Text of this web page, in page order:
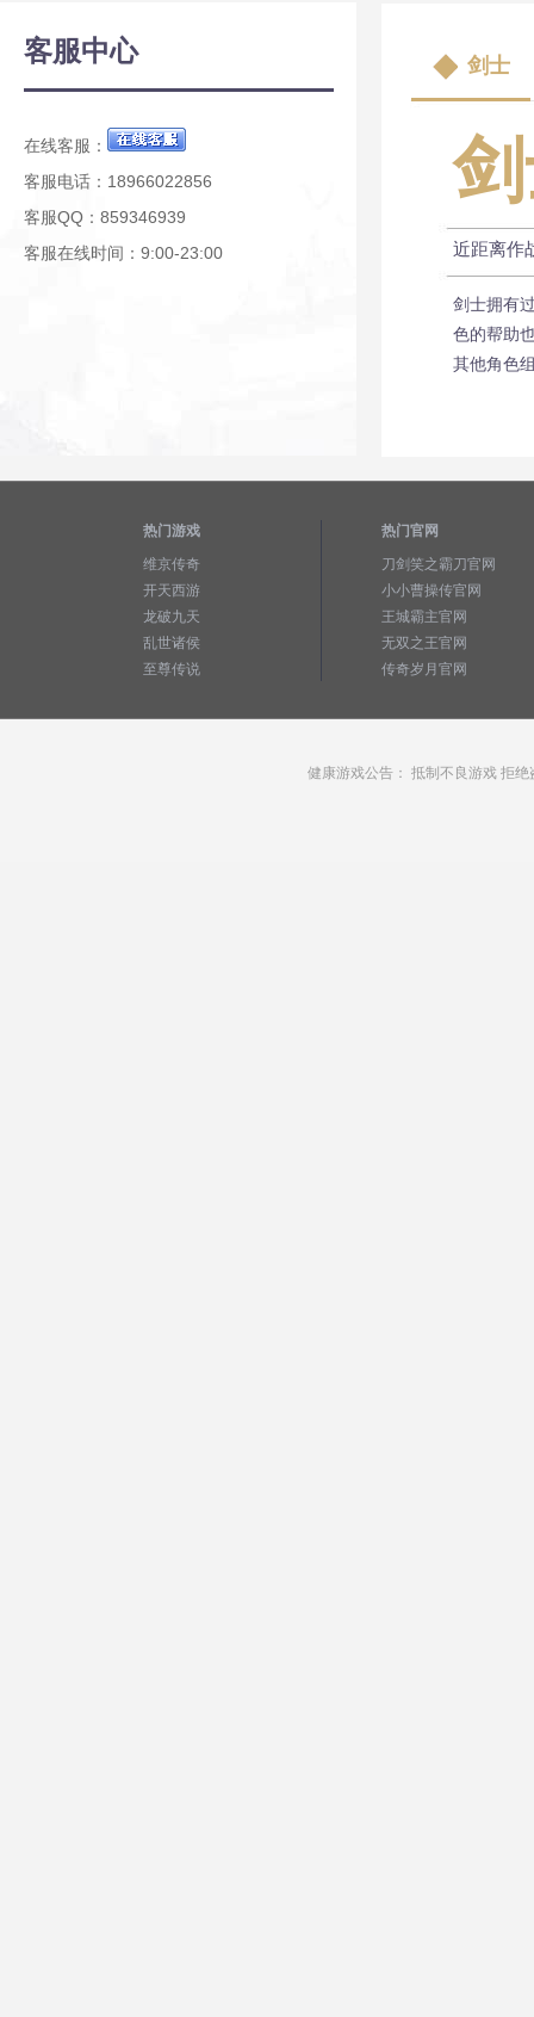
客服中心
在线客服：
客服电话：18966022856
客服QQ：859346939
客服在线时间：9:00-23:00
10-24
《暗黑大天使
剑士
近距离作
剑士拥有
色的帮助
其他角色
热门游戏
维京传奇
开天西游
龙破九天
乱世诸侯
至尊传说
热门官网
刀剑笑之霸刀官网
小小曹操传官网
王城霸主官网
无双之王官网
传奇岁月官网
健康游戏公告： 抵制不良游戏 拒